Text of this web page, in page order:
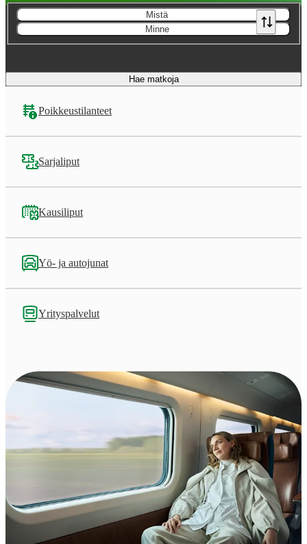
Mistä
Minne
Hae matkoja
Poikkeustilanteet
Sarjaliput
Kausiliput
Yö- ja autojunat
Yrityspalvelut